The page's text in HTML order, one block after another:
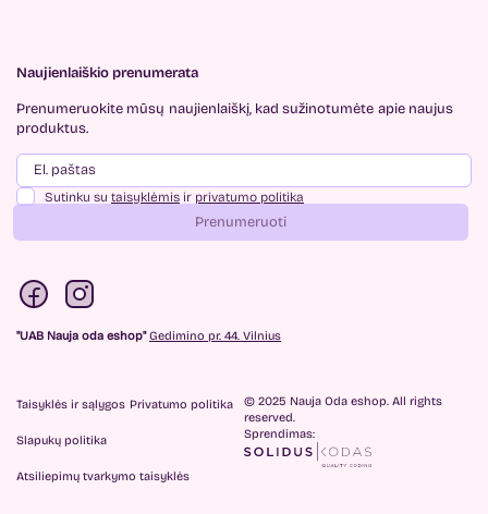
Naujienlaiškio prenumerata
Prenumeruokite mūsų naujienlaiškį, kad sužinotumėte apie naujus
produktus.
Sutinku su taisyklėmis ir privatumo politika
Prenumeruoti
"UAB Nauja oda eshop" Gedimino pr. 44. Vilnius
Taisyklės ir sąlygos Privatumo politika
Slapukų politika
Atsiliepimų tvarkymo taisyklės
© 2025 Nauja Oda eshop. All rights
reserved.
Sprendimas: